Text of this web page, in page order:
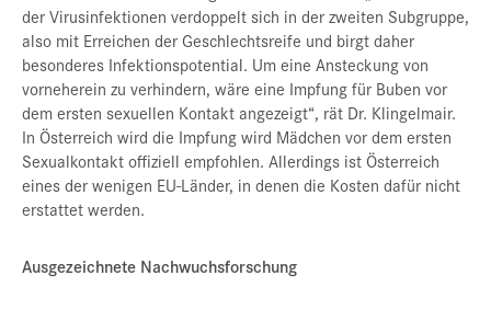
der Virusinfektionen verdoppelt sich in der zweiten Subgruppe,
also mit Erreichen der Geschlechtsreife und birgt daher
besonderes Infektionspotential. Um eine Ansteckung von
vorneherein zu verhindern, wäre eine Impfung für Buben vor
dem ersten sexuellen Kontakt angezeigt“, rät Dr. Klingelmair.
In Österreich wird die Impfung wird Mädchen vor dem ersten
Sexualkontakt offiziell empfohlen. Allerdings ist Österreich
eines der wenigen EU-Länder, in denen die Kosten dafür nicht
erstattet werden.
Ausgezeichnete Nachwuchsforschung